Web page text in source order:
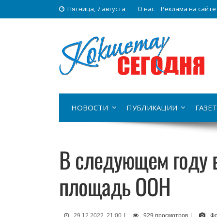
Пятница, 7 августа О нас Реклама на сайте
НОВОСТИ ПУБЛИКАЦИИ
В следующем году
площадь ООН
29.12.2022, 21:00 | 929 просмотров |